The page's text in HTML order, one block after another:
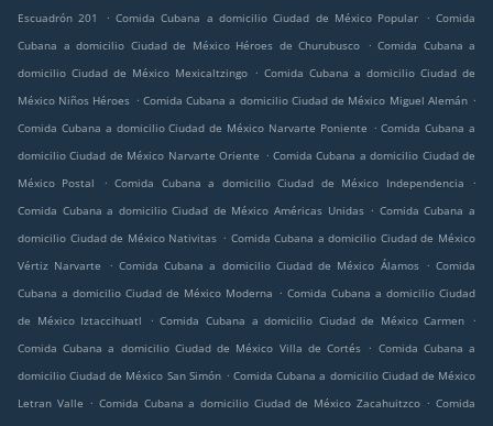
Escuadrón 201
. Comida Cubana a domicilio Ciudad de México Popular . Comida
Cubana a domicilio Ciudad de México Héroes de Churubusco
. Comida Cubana a
domicilio Ciudad de México Mexicaltzingo . Comida Cubana a domicilio Ciudad de
México Niños Héroes . Comida Cubana a domicilio Ciudad de México Miguel Alemán .
Comida Cubana a domicilio Ciudad de México Narvarte Poniente . Comida Cubana a
domicilio Ciudad de México Narvarte Oriente . Comida Cubana a domicilio Ciudad de
México Postal
. Comida Cubana a domicilio Ciudad de México Independencia
.
Comida Cubana a domicilio Ciudad de México Américas Unidas . Comida Cubana a
domicilio Ciudad de México Nativitas . Comida Cubana a domicilio Ciudad de México
Vértiz Narvarte
. Comida Cubana a domicilio Ciudad de México Álamos . Comida
Cubana a domicilio Ciudad de México Moderna . Comida Cubana a domicilio Ciudad
de México Iztaccihuatl
. Comida Cubana a domicilio Ciudad de México Carmen
.
Comida Cubana a domicilio Ciudad de México Villa de Cortés . Comida Cubana a
domicilio Ciudad de México San Simón . Comida Cubana a domicilio Ciudad de México
Letran Valle . Comida Cubana a domicilio Ciudad de México Zacahuitzco . Comida